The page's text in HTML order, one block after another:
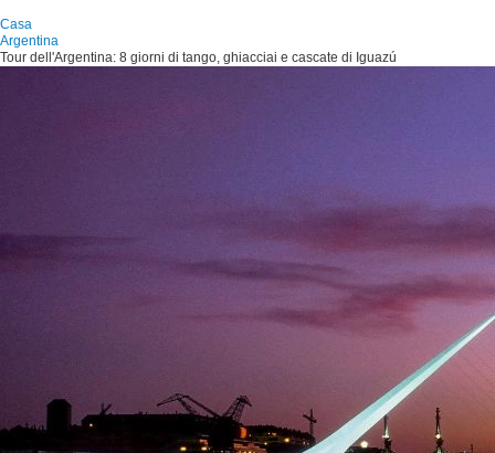
Casa
Argentina
Tour dell'Argentina: 8 giorni di tango, ghiacciai e cascate di Iguazú